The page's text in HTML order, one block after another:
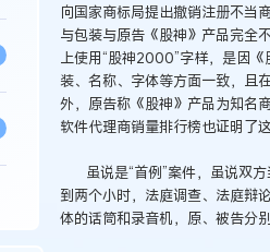
向国家商标局提出撤销注册不当
与包装与原告《股神》产品完全
上使用“股神2000”字样，是因
装、名称、字体等方面一致，且
外，原告称《股神》产品为知名
软件代理商销量排行榜也证明了
虽说是“首例”案件，虽说双方
到两个小时，法庭调查、法庭辩
体的话筒和录音机，原、被告分